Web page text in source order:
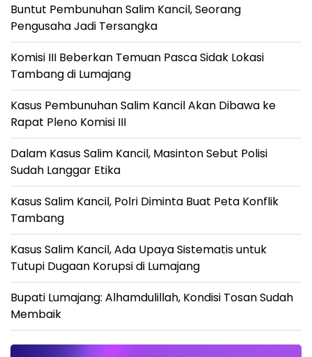
Buntut Pembunuhan Salim Kancil, Seorang
Pengusaha Jadi Tersangka
Komisi III Beberkan Temuan Pasca Sidak Lokasi
Tambang di Lumajang
Kasus Pembunuhan Salim Kancil Akan Dibawa ke
Rapat Pleno Komisi III
Dalam Kasus Salim Kancil, Masinton Sebut Polisi
Sudah Langgar Etika
Kasus Salim Kancil, Polri Diminta Buat Peta Konflik
Tambang
Kasus Salim Kancil, Ada Upaya Sistematis untuk
Tutupi Dugaan Korupsi di Lumajang
Bupati Lumajang: Alhamdulillah, Kondisi Tosan Sudah
Membaik